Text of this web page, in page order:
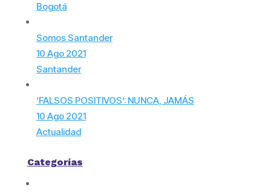
Bogotá
Somos Santander
10 Ago 2021
Santander
‘FALSOS POSITIVOS’: NUNCA, JAMÁS
10 Ago 2021
Actualidad
Categorías